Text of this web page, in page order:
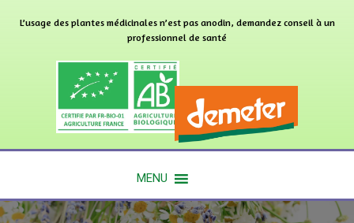
L’usage des plantes médicinales n’est pas anodin, demandez conseil à un
professionnel de santé
MENU